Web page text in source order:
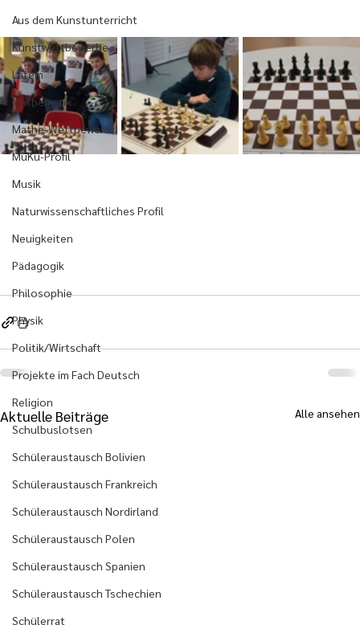
Aus dem Kunstunterricht
Kunstwettbewerbe
Latein
Mathematik
Mathe-Wettbewerb
MuKu-Profil
Musik
Naturwissenschaftliches Profil
Neuigkeiten
Pädagogik
Philosophie
Physik
Politik/Wirtschaft
Projekte im Fach Deutsch
Religion
Schulbuslotsen
Schüleraustausch Bolivien
Schüleraustausch Frankreich
Schüleraustausch Nordirland
Schüleraustausch Polen
Schüleraustausch Spanien
Schüleraustausch Tschechien
Schülerrat
Aktuelle Beiträge Alle ansehen